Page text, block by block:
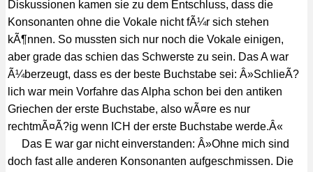
Diskussionen kamen sie zu dem Entschluss, dass die
Konsonanten ohne die Vokale nicht fÃ¼r sich stehen
kÃ¶nnen. So mussten sich nur noch die Vokale einigen,
aber grade das schien das Schwerste zu sein. Das A war
Ã¼berzeugt, dass es der beste Buchstabe sei: Â»SchlieÃ?
lich war mein Vorfahre das Alpha schon bei den antiken
Griechen der erste Buchstabe, also wÃ¤re es nur
rechtmÃ¤Ã?ig wenn ICH der erste Buchstabe werde.Â«
Das E war gar nicht einverstanden: Â»Ohne mich sind
doch fast alle anderen Konsonanten aufgeschmissen. Die